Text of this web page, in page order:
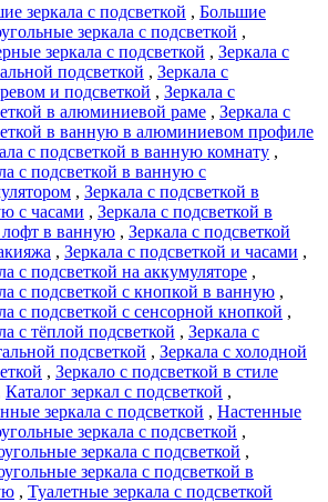
зеркала с подсветкой , Большие
зеркала с подсветкой ,
зеркала с подсветкой , Зеркала с
подсветкой , Зеркала с
и подсветкой , Зеркала с
в алюминиевой раме , Зеркала с
в ванную в алюминиевом профиле
с подсветкой в ванную комнату ,
с подсветкой в ванную с
, Зеркала с подсветкой в
с часами , Зеркала с подсветкой в
лофт в ванную , Зеркала с подсветкой
, Зеркала с подсветкой и часами ,
с подсветкой на аккумуляторе ,
с подсветкой с кнопкой в ванную ,
с подсветкой с сенсорной кнопкой ,
с тёплой подсветкой , Зеркала с
подсветкой , Зеркала с холодной
, Зеркало с подсветкой в стиле
Каталог зеркал c подсветкой ,
зеркала с подсветкой , Настенные
зеркала с подсветкой ,
зеркала с подсветкой ,
зеркала с подсветкой в
, Туалетные зеркала с подсветкой